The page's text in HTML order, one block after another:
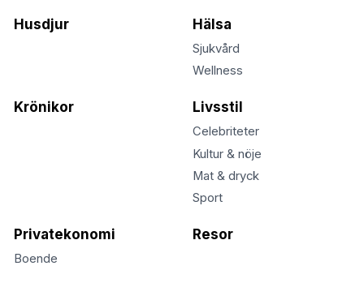
Husdjur Hälsa
Sjukvård
Wellness
Krönikor Livsstil
Celebriteter
Kultur & nöje
Mat & dryck
Sport
Privatekonomi
Boende
Resor